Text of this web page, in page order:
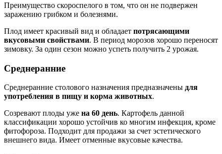
Преимущество скороспелого в том, что он не подвержен
заражению грибком и болезнями.
Плод имеет красивый вид и обладает потрясающими
вкусовыми свойствами. В период морозов хорошо переносят
зимовку. За один сезон можно успеть получить 2 урожая.
Среднеранние
Среднеранние столового назначения предназначены для
употребления в пищу и корма животных.
Созревают плоды уже на 60 день. Картофель данной
классификации хорошо устойчив ко многим инфекция, кроме
фитофороза. Подходит для продажи за счет эстетического
внешнего вида. Имеет отменные вкусовые качества.